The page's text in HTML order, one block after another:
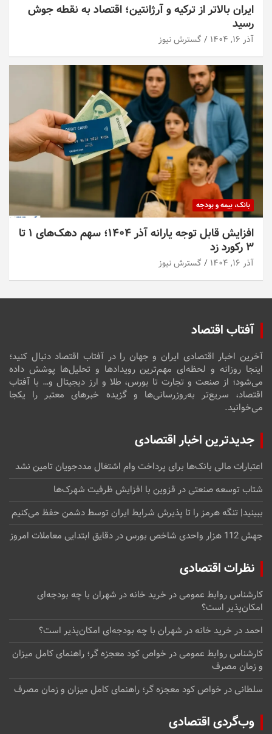
ایران بالاتر از ترکیه و آرژانتین؛ اقتصاد به نقطه جوش
رسید
آذر ۱۶, ۱۴۰۴ گسترش نیوز
بانک، بیمه و بودجه
افزایش قابل توجه یارانه آذر ۱۴۰۴؛ سهم دهک‌های ۱ تا
۳ رکورد زد
آذر ۱۶, ۱۴۰۴ گسترش نیوز
آفتاب اقتصاد
آخرین اخبار اقتصادی ایران و جهان را در آفتاب اقتصاد دنبال کنید؛
اینجا روزانه و لحظه‌ای مهم‌ترین رویدادها و تحلیل‌ها پوشش داده
می‌شود؛ از صنعت و تجارت تا بورس، طلا و ارز دیجیتال و… با آفتاب
اقتصاد، سریع‌تر به‌روزرسانی‌ها و گزیده خبرهای معتبر را یکجا
می‌خوانید.
جدیدترین اخبار اقتصادی
اعتبارات مالی بانک‌ها برای پرداخت وام اشتغال مددجویان تامین نشد
شتاب توسعه صنعتی در قزوین با افزایش ظرفیت شهرک‌ها
ببینید| تنگه هرمز را تا پذیرش شرایط ایران توسط دشمن حفظ می‌کنیم
جهش 112 هزار واحدی شاخص بورس در دقایق ابتدایی معاملات امروز
نظرات اقتصادی
کارشناس روابط عمومیدرخرید خانه در شهران با چه بودجه‌ای
امکان‌پذیر است؟
احمددرخرید خانه در شهران با چه بودجه‌ای امکان‌پذیر است؟
کارشناس روابط عمومیدرخواص کود معجزه گر؛ راهنمای کامل میزان
و زمان مصرف
سلطانیدرخواص کود معجزه گر؛ راهنمای کامل میزان و زمان مصرف
وب‌گردی اقتصادی